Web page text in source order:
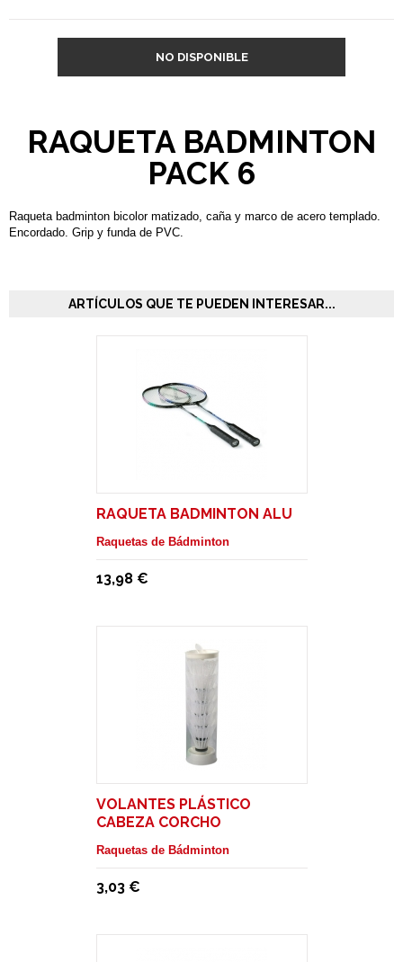
NO DISPONIBLE
RAQUETA BADMINTON
PACK 6
Raqueta badminton bicolor matizado, caña y marco de acero templado.
Encordado. Grip y funda de PVC.
ARTÍCULOS QUE TE PUEDEN INTERESAR...
RAQUETA BADMINTON ALU
Raquetas de Bádminton
13,98 €
VOLANTES PLÁSTICO
CABEZA CORCHO
Raquetas de Bádminton
3,03 €